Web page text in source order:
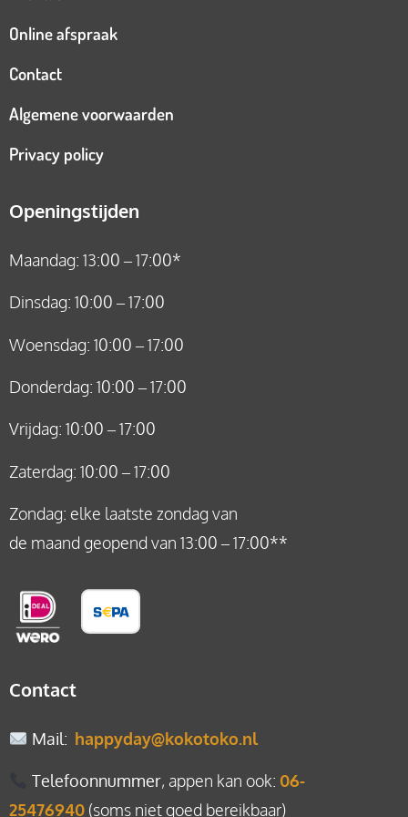
Online afspraak
Contact
Algemene voorwaarden
Privacy policy
Openingstijden
Maandag: 13:00 – 17:00*
Dinsdag: 10:00 – 17:00
Woensdag: 10:00 – 17:00
Donderdag: 10:00 – 17:00
Vrijdag: 10:00 – 17:00
Zaterdag: 10:00 – 17:00
Zondag: elke laatste zondag van
de maand geopend van 13:00 – 17:00**
Contact
Mail: happyday@kokotoko.nl
Telefoonnummer, appen kan ook: 06-
25476940 (soms niet goed bereikbaar)